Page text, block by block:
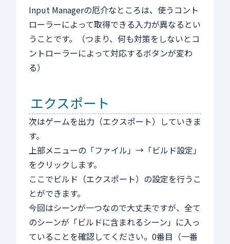
Input Managerの厄介なところは、使うコント
ローラーによって取得できる入力が異なるとい
うことです。（つまり、何も対策をしないとコ
ントローラーによって対応するボタンが変わ
る）
エクスポート
次はゲームを出力（エクスポート）していきま
す。
上部メニューの「ファイル」→「ビルド設定」
をクリックします。
ここでビルド（エクスポート）の設定を行うこ
とができます。
今回はシーンが一つなので大丈夫ですが、全て
のシーンが「ビルドに含まれるシーン」に入っ
ていることを確認してください。0番目（一番